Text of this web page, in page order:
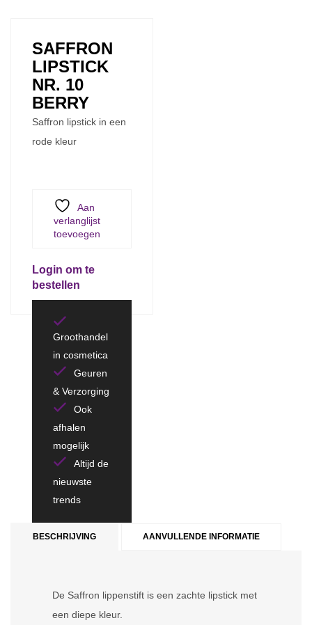
SAFFRON
LIPSTICK
NR. 10
BERRY
Saffron lipstick in een
rode kleur
Aan
verlanglijst
toevoegen
Login om te
bestellen
Groothandel
in cosmetica
Geuren
& Verzorging
Ook
afhalen
mogelijk
Altijd de
nieuwste
trends
BESCHRIJVING AANVULLENDE INFORMATIE
De Saffron lippenstift is een zachte lipstick met
een diepe kleur.